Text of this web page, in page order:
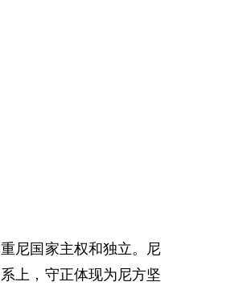
尼国家主权和独立。 尼
上，守正体现为尼方坚